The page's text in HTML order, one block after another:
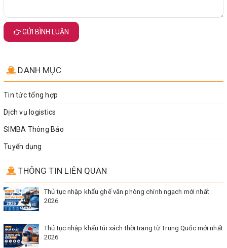
GỬI BÌNH LUẬN
DANH MỤC
Tin tức tổng hợp
Dịch vụ logistics
SIMBA Thông Báo
Tuyển dụng
THÔNG TIN LIÊN QUAN
Thủ tục nhập khẩu ghế văn phòng chính ngạch mới nhất
2026
Thủ tục nhập khẩu túi xách thời trang từ Trung Quốc mới nhất
2026